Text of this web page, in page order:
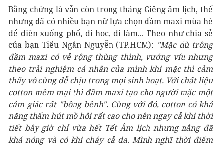
Bằng chứng là vẫn còn trong tháng Giêng âm lịch, thế
nhưng đã có nhiều bạn nữ lựa chọn đầm maxi mùa hè
để diện xuống phố, đi học, đi làm... Theo như chia sẻ
của bạn Tiểu Ngân Nguyễn (TP.HCM): "Mặc dù trông
đầm maxi có vẻ rộng thùng thình, vướng víu nhưng
theo trải nghiệm cá nhân của mình khi mặc thì cảm
thấy vô cùng dễ chịu trong mọi sinh hoạt. Với chất liệu
cotton mềm mại thì đầm maxi tạo cho người mặc một
cảm giác rất "bồng bềnh". Cùng với đó, cotton có khả
năng thấm hút mồ hôi rất cao cho nên ngay cả khi thời
tiết bây giờ chỉ vừa hết Tết Âm lịch nhưng nắng đã
khá nóng và có khi cháy cả da. Mình nghĩ thời điểm